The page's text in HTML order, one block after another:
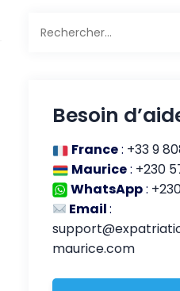
Besoin
France: +33 9
Maurice: +230
WhatsApp:
Email:
maurice.com